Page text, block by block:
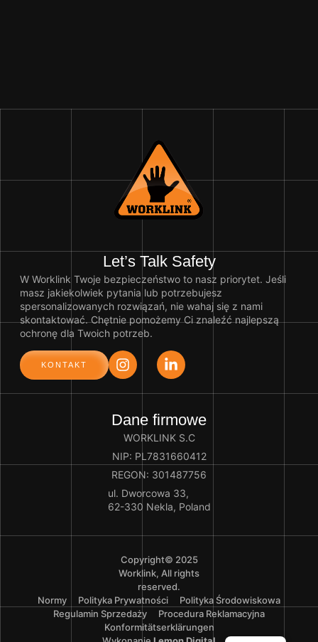
Let’s Talk Safety
W Worklink Twoje bezpieczeństwo to nasz priorytet. Jeśli
masz jakiekolwiek pytania lub potrzebujesz
spersonalizowanych rozwiązań, nie wahaj się z nami
skontaktować. Chętnie pomożemy Ci znaleźć najlepszą
ochronę dla Twoich potrzeb.
KONTAKT
Dane firmowe
WORKLINK S.C
NIP: PL7831660412
REGON: 301487756
ul. Dworcowa 33,
62-330 Nekla, Poland
Normy Polityka Prywatności
Polityka Środowiskowa
Regulamin Sprzedaży
Procedura Reklamacyjna
Konformitätserklärungen
Copyright© 2025
Worklink, All rights
reserved.